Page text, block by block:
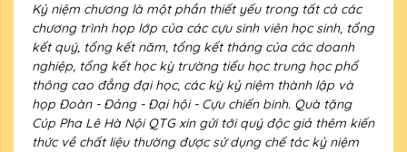
Kỷ niệm chương là một phần thiết yếu trong tất cả các
chương trình họp lớp của các cựu sinh viên học sinh, tổng
kết quý, tổng kết năm, tổng kết tháng của các doanh
nghiệp, tổng kết học kỳ trường tiểu học trung học phổ
thông cao đẳng đại học, các kỳ kỷ niệm thành lập và
họp Đoàn - Đảng - Đại hội - Cựu chiến binh. Quà tặng
Cúp Pha Lê Hà Nội QTG xin gửi tới quý độc giả thêm kiến
thức về chất liệu thường được sử dụng chế tác kỷ niệm